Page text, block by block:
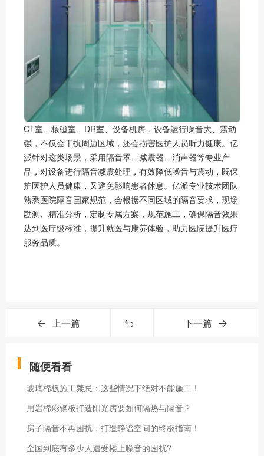
CT室、核磁室、DR室、设备机房，设备运行噪音大、震动
强，不仅会干扰周边区域，还会损害医护人员听力健康。亿
派针对这类场景，采用隔音罩、减震器、消声器等专业产
品，对设备进行隔音减震处理，有效降低噪音与震动，既保
护医护人员健康，又避免影响患者休息。亿派专业技术团队
熟悉医院隔音国家规范，会根据不同区域的隔音要求，现场
勘测、精准分析，定制专属方案，规范施工，确保隔音效果
达到医疗级标准，提升就医与康养体验，助力医院提升医疗
服务品质。
上一篇 下一篇
随便看看
玻璃棉板施工禁忌：这些情况下绝对不能施工！
用岩棉彩钢板打造阳光房要如何隔热与隔音？
房子隔音不再困扰，打造静谧空间的终极指南！
全国到底有多少人遭受楼上噪音的困扰?